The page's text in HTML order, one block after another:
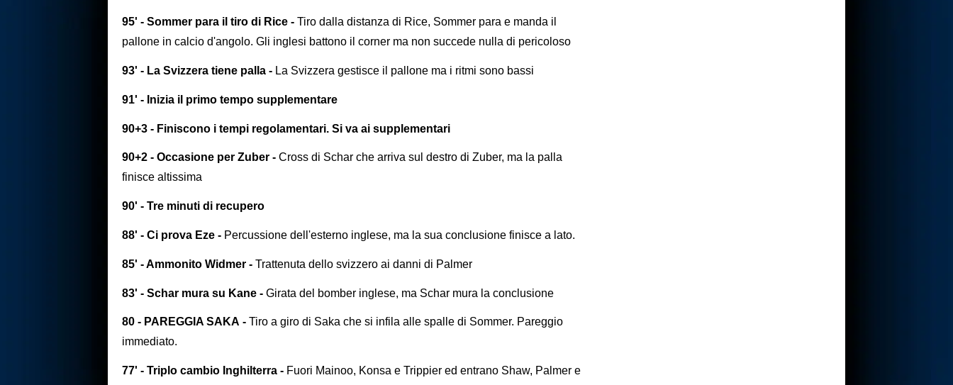
95' - Sommer para il tiro di Rice - Tiro dalla distanza di Rice, Sommer para e manda il
pallone in calcio d'angolo. Gli inglesi battono il corner ma non succede nulla di pericoloso
93' - La Svizzera tiene palla - La Svizzera gestisce il pallone ma i ritmi sono bassi
91' - Inizia il primo tempo supplementare
90+3 - Finiscono i tempi regolamentari. Si va ai supplementari
90+2 - Occasione per Zuber - Cross di Schar che arriva sul destro di Zuber, ma la palla
finisce altissima
90' - Tre minuti di recupero
88' - Ci prova Eze - Percussione dell'esterno inglese, ma la sua conclusione finisce a lato.
85' - Ammonito Widmer - Trattenuta dello svizzero ai danni di Palmer
83' - Schar mura su Kane - Girata del bomber inglese, ma Schar mura la conclusione
80 - PAREGGIA SAKA - Tiro a giro di Saka che si infila alle spalle di Sommer. Pareggio
immediato.
77' - Triplo cambio Inghilterra - Fuori Mainoo, Konsa e Trippier ed entrano Shaw, Palmer e